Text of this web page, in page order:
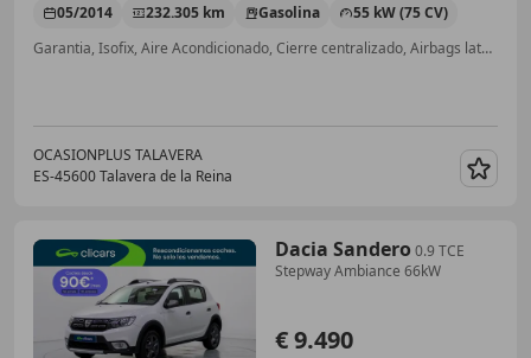
05/2014 232.305 km Gasolina
55 kW (75 CV)
Garantia, Isofix, Aire Acondicionado, Cierre centralizado, Airbags laterales, ABS
OCASIONPLUS TALAVERA
ES-45600 Talavera de la Reina
Dacia Sandero 0.9 TCE
Stepway Ambiance 66kW
€ 9.490